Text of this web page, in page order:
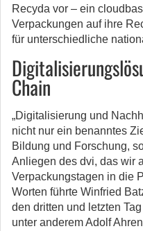
Recyda vor – ein
Verpackungen auf ihre
für unterschiedliche
Chain
„Digitalisierung und
nicht nur ein benanntes
Bildung und Forschung,
Anliegen des dvi, das wir
Verpackungstagen in die
Worten führte Winfried
den dritten und letzten
unter anderem Adolf